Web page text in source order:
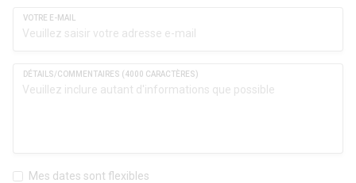
Mes dates sont flexibles